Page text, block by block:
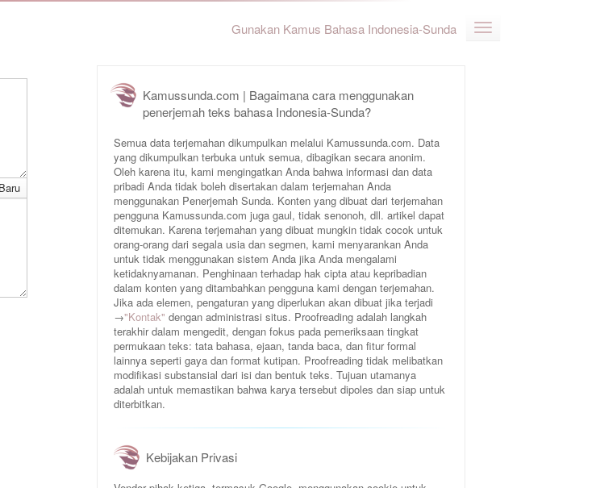
Gunakan Kamus Bahasa Indonesia-Sunda
Kamussunda.com | Bagaimana cara menggunakan
penerjemah teks bahasa Indonesia-Sunda?
Semua data terjemahan dikumpulkan melalui Kamussunda.com. Data
yang dikumpulkan terbuka untuk semua, dibagikan secara anonim.
Oleh karena itu, kami mengingatkan Anda bahwa informasi dan data
pribadi Anda tidak boleh disertakan dalam terjemahan Anda
menggunakan Penerjemah Sunda. Konten yang dibuat dari terjemahan
pengguna Kamussunda.com juga gaul, tidak senonoh, dll. artikel dapat
ditemukan. Karena terjemahan yang dibuat mungkin tidak cocok untuk
orang-orang dari segala usia dan segmen, kami menyarankan Anda
untuk tidak menggunakan sistem Anda jika Anda mengalami
ketidaknyamanan. Penghinaan terhadap hak cipta atau kepribadian
dalam konten yang ditambahkan pengguna kami dengan terjemahan.
Jika ada elemen, pengaturan yang diperlukan akan dibuat jika terjadi
→"Kontak" dengan administrasi situs. Proofreading adalah langkah
terakhir dalam mengedit, dengan fokus pada pemeriksaan tingkat
permukaan teks: tata bahasa, ejaan, tanda baca, dan fitur formal
lainnya seperti gaya dan format kutipan. Proofreading tidak melibatkan
modifikasi substansial dari isi dan bentuk teks. Tujuan utamanya
adalah untuk memastikan bahwa karya tersebut dipoles dan siap untuk
diterbitkan.
Kebijakan Privasi